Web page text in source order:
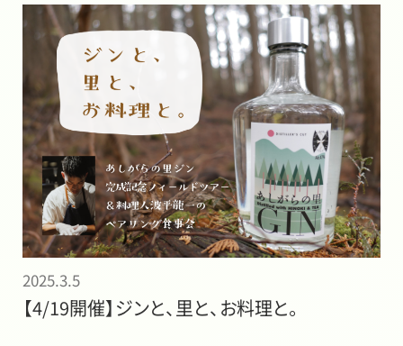
2025.3.5
【4/19開催】ジンと、里と、お料理と。